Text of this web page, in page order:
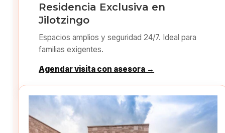
Residencia Exclusiva en
Jilotzingo
Espacios amplios y seguridad 24/7. Ideal para
familias exigentes.
Agendar visita con asesora →